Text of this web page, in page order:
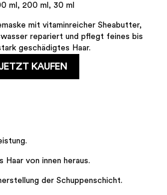
ml, 200 ml, 30 ml
mit vitaminreicher Sheabutter,
repariert und pflegt feines bis
geschädigtes Haar.
KAUFEN
von innen heraus.
der Schuppenschicht.